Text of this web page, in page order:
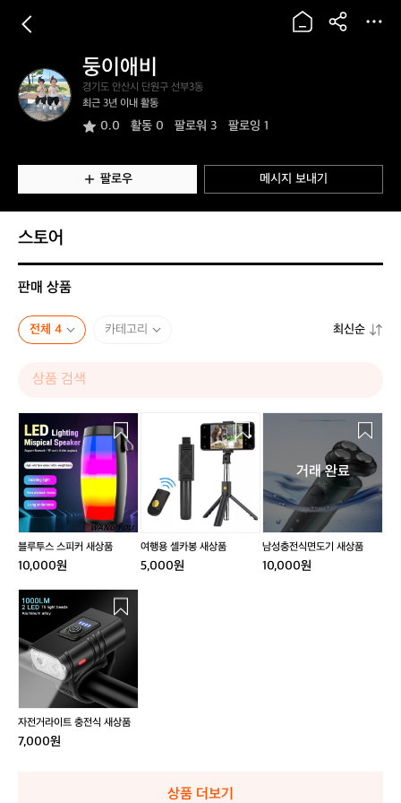
둥
이
애
둥이애비
경기도 안산시 단원구 선부3동
최근 3년 이내 활동
0.0 활동 0 팔로워 3 팔로잉 1
팔로우 메시지 보내기
스토어
판매 상품
전체 4 카테고리 최신순
블
루
투
스
스
피
커
새
상
품
블루투스 스피커 새상품
10,000원
봉
상
품
여행용 셀카봉 새상품
5,000원
전
식
면
도
기
새
상
거래 완료
남성충전식면도기 새상품
10,000원
자
전
라
이
전
식
새
자전거라이트 충전식 새상품
7,000원
상품 더보기